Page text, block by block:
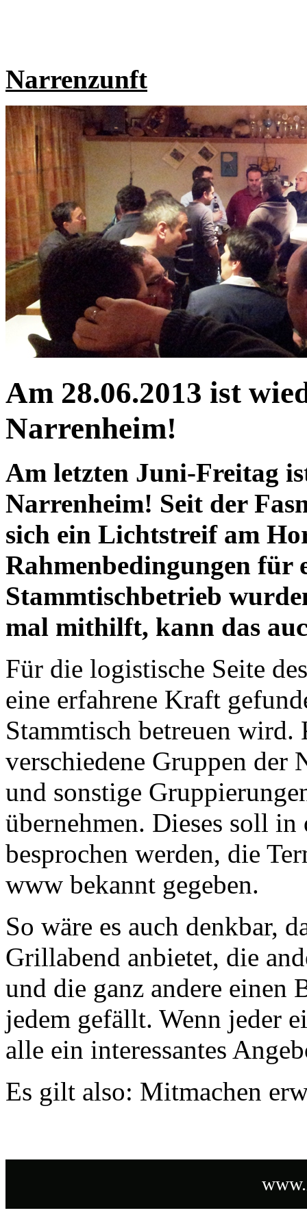
Narrenzunft
Am 28.06.2013 ist
Narrenheim!
Am letzten Juni-Freitag
Narrenheim! Seit der
sich ein Lichtstreif am
Rahmenbedingungen für
Stammtischbetrieb
mal mithilft, kann das
Für die logistische Seite
eine erfahrene Kraft
Stammtisch betreuen wird.
verschiedene Gruppen der
und sonstige
übernehmen. Dieses soll
besprochen werden, die
www bekannt gegeben.
So wäre es auch denkbar,
Grillabend anbietet, die
und die ganz andere einen
jedem gefällt. Wenn jeder
alle ein interessantes
Es gilt also: Mitmachen